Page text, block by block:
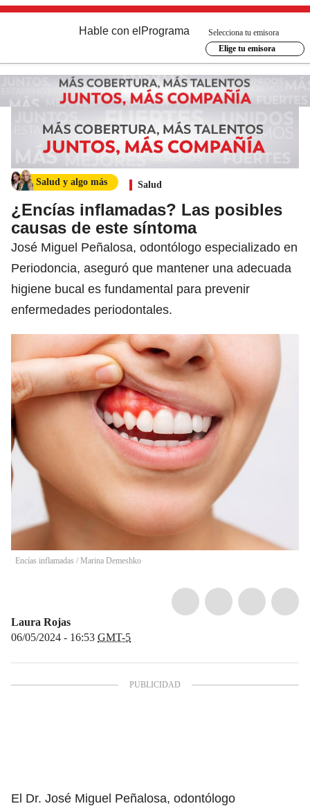
Hable con el Programa
Selecciona tu emisora
Elige tu emisora
Salud y algo más Salud
¿Encías inflamadas? Las posibles
causas de este síntoma
José Miguel Peñalosa, odontólogo especializado en
Periodoncia, aseguró que mantener una adecuada
higiene bucal es fundamental para prevenir
enfermedades periodontales.
Encías inflamadas / Marina Demeshko
Laura Rojas
06/05/2024 - 16:53 GMT-5
El Dr. José Miguel Peñalosa, odontólogo